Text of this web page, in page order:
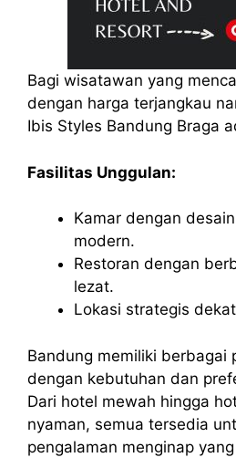
Bagi wisatawan yang
dengan harga terjangkau
Ibis Styles Bandung Braga
Fasilitas Unggulan:
Kamar dengan
modern.
Restoran dengan
lezat.
Lokasi strategis
Bandung memiliki berbagai
dengan kebutuhan dan
Dari hotel mewah hingga
nyaman, semua tersedia
pengalaman menginap